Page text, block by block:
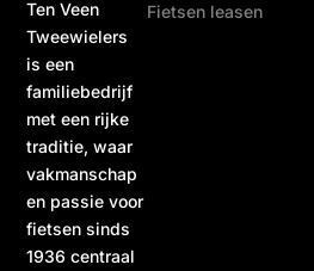
Ten Veen
Tweewielers
is een
familiebedrijf
met een rijke
traditie, waar
vakmanschap
en passie voor
fietsen sinds
1936 centraal
Fietsen leasen